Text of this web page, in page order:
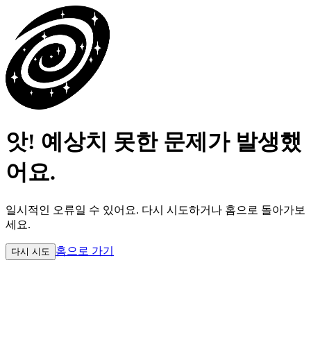
앗! 예상치 못한 문제가 발생했
어요.
일시적인 오류일 수 있어요. 다시 시도하거나 홈으로 돌아가보
세요.
다시 시도 홈으로 가기